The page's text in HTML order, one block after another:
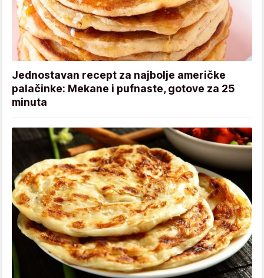
Jednostavan recept za najbolje američke
palačinke: Mekane i pufnaste, gotove za 25
minuta